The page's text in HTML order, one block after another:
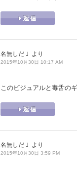
名無しだＪ より
2015年10月30日 10:17 AM
このビジュアルと毒舌の
名無しだＪ より
2015年10月30日 3:59 PM